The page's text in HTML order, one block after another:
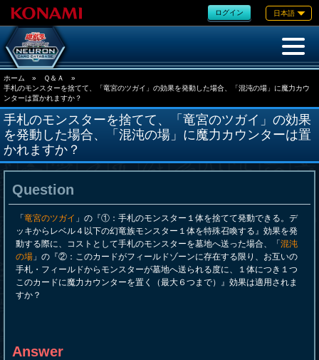
ログイン 日本語
ホーム » Ｑ＆Ａ
»
手札のモンスターを捨てて、「竜宮のツガイ」の効果を発動した場合、「混沌の場」に魔力カウ
ンターは置かれますか？
手札のモンスターを捨てて、「竜宮のツガイ」の効果
を発動した場合、「混沌の場」に魔力カウンターは置
かれますか？
Question
「 竜宮のツガイ 」の『①：手札のモンスター１体を捨てて発動できる。デ
ッキからレベル４以下の幻竜族モンスター１体を特殊召喚する』効果を発
動する際に、コストとして手札のモンスターを墓地へ送った場合、「 混沌
の場 」の『②：このカードがフィールドゾーンに存在する限り、お互いの
手札・フィールドからモンスターが墓地へ送られる度に、１体につき１つ
このカードに魔力カウンターを置く（最大６つまで）』効果は適用されま
すか？
Answer